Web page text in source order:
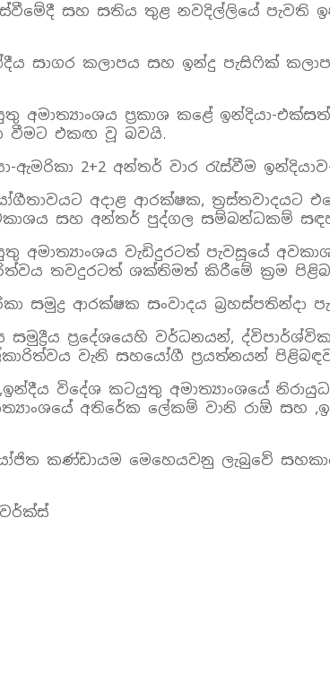
සහ සතිය තුළ නවදිල්ලියේ පැවති
සාගර කලාපය සහ ඉන්දු පැසිෆික්
අමාත්‍යාංශය ප්‍රකාශ කළේ ඉන්දියා-
වීමට එකඟ වූ බවයි.
ඇමරිකා 2+2 අන්තර් වාර රැස්වීම
අදාළ ආරක්ෂක, ත්‍රස්තවාදයට
සහ අන්තර් පුද්ගල සම්බන්ධකම්
අමාත්‍යාංශය වැඩිදුරටත් පැවසූයේ
තවදුරටත් ශක්තිමත් කිරීමේ ක්‍රම
සමුද්‍ර ආරක්ෂක සංවාදය බ්‍රහස්පතින්දා
සමුද්‍රීය ප්‍රදේශයෙහි වර්ධනයන්,
වැනි සහයෝගී ප්‍රයත්නයන්
විදේශ කටයුතු අමාත්‍යාංශයේ
අතිරේක ලේකම් වානි රාඕ සහ
කණ්ඩායම මෙහෙයවනු ලැබුවේ